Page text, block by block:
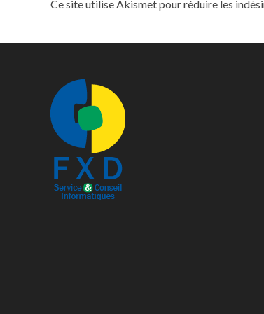
Ce site utilise Akismet pour réduire les